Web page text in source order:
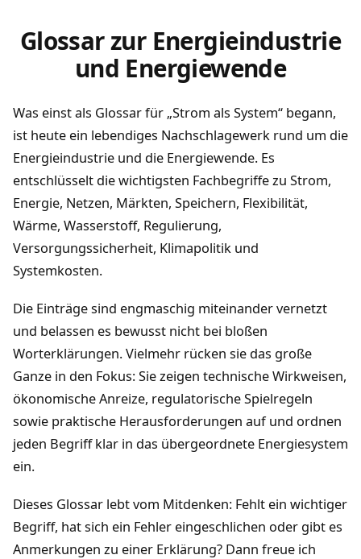
Glossar zur Energieindustrie
und Energiewende
Was einst als Glossar für „Strom als System“ begann,
ist heute ein lebendiges Nachschlagewerk rund um die
Energieindustrie und die Energiewende. Es
entschlüsselt die wichtigsten Fachbegriffe zu Strom,
Energie, Netzen, Märkten, Speichern, Flexibilität,
Wärme, Wasserstoff, Regulierung,
Versorgungssicherheit, Klimapolitik und
Systemkosten.
Die Einträge sind engmaschig miteinander vernetzt
und belassen es bewusst nicht bei bloßen
Worterklärungen. Vielmehr rücken sie das große
Ganze in den Fokus: Sie zeigen technische Wirkweisen,
ökonomische Anreize, regulatorische Spielregeln
sowie praktische Herausforderungen auf und ordnen
jeden Begriff klar in das übergeordnete Energiesystem
ein.
Dieses Glossar lebt vom Mitdenken: Fehlt ein wichtiger
Begriff, hat sich ein Fehler eingeschlichen oder gibt es
Anmerkungen zu einer Erklärung? Dann freue ich